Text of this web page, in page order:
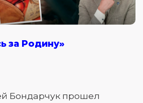
за Родину»
Бондарчук прошел